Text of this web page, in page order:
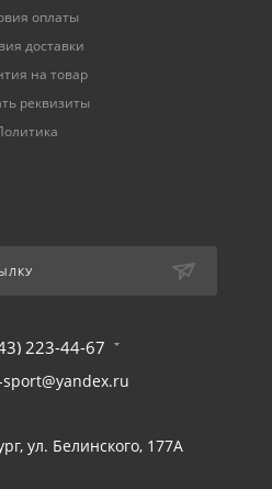
оплаты
доставки
на товар
реквизиты
223-44-67
ул. Белинского, 177А